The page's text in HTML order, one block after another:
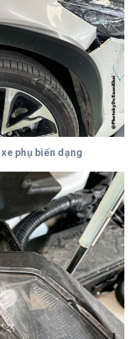
phụ biến dạng